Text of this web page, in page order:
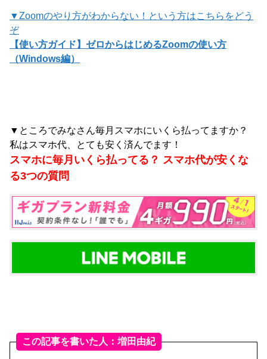
▼Zoomのやり方がわからない！という方はこちらをどう
ぞ
【使い方ガイド】ゼロからはじめるZoomの使い方
（Windows編）
▼ところでみなさん毎月スマホにいくら払ってますか？
私はスマホ代、とても安く済んでます！
スマホに毎月いくら払ってる？ スマホ代が安くな
る3つの質問
この記事を書いた人：増田由紀